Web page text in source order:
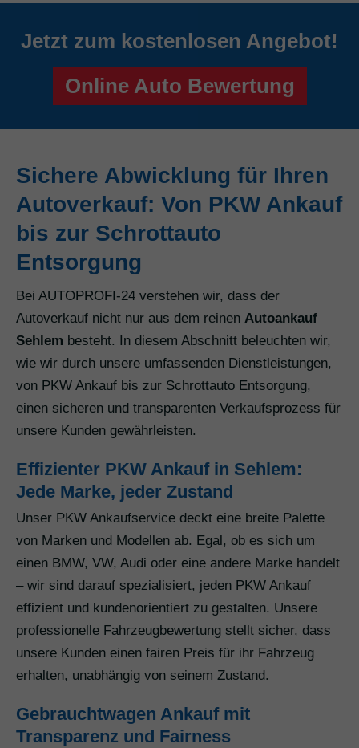
Jetzt zum kostenlosen Angebot!
Online Auto Bewertung
Sichere Abwicklung für Ihren
Autoverkauf: Von PKW Ankauf
bis zur Schrottauto
Entsorgung
Bei AUTOPROFI-24 verstehen wir, dass der
Autoverkauf nicht nur aus dem reinen Autoankauf
Sehlem besteht. In diesem Abschnitt beleuchten wir,
wie wir durch unsere umfassenden Dienstleistungen,
von PKW Ankauf bis zur Schrottauto Entsorgung,
einen sicheren und transparenten Verkaufsprozess für
unsere Kunden gewährleisten.
Effizienter PKW Ankauf in Sehlem:
Jede Marke, jeder Zustand
Unser PKW Ankaufservice deckt eine breite Palette
von Marken und Modellen ab. Egal, ob es sich um
einen BMW, VW, Audi oder eine andere Marke handelt
– wir sind darauf spezialisiert, jeden PKW Ankauf
effizient und kundenorientiert zu gestalten. Unsere
professionelle Fahrzeugbewertung stellt sicher, dass
unsere Kunden einen fairen Preis für ihr Fahrzeug
erhalten, unabhängig von seinem Zustand.
Gebrauchtwagen Ankauf mit
Transparenz und Fairness